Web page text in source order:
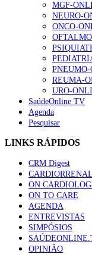
1.º
te na
99
“Os
custo-
88
Quase
86
Trodelvy
mama
elegíveis
61
MGF-
NEURO-
ONCO-
REUMA-
URO-
SaúdeOnline TV
Agenda
Pesquisar
LINKS RÁPIDOS
CRM Digest
ON
ON TO CARE
AGENDA
ENTREVISTAS
SIMPÓSIOS
OPINIÃO